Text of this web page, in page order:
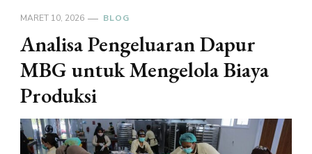
MARET 10, 2026 BLOG
Analisa Pengeluaran Dapur
MBG untuk Mengelola Biaya
Produksi